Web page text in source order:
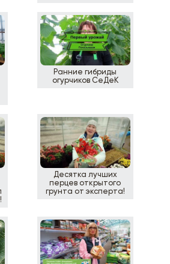
Ранние гибриды
огурчиков СеДеК
Десятка лучших
перцев открытого
грунта от эксперта!